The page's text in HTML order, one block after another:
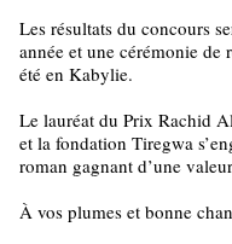
Les résultats du concours
année et une cérémonie de
été en Kabylie.
Le lauréat du Prix Rachid
et la fondation Tiregwa
roman gagnant d’une
À vos plumes et bonne